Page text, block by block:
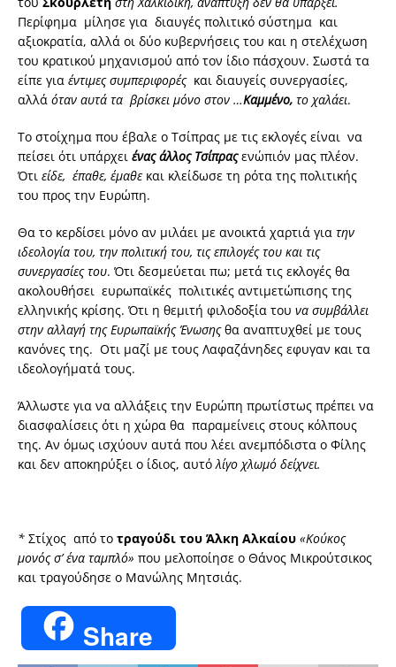
Περίφημα μίλησε για διαυγές πολιτικό σύστημα και
αξιοκρατία, αλλά οι δύο κυβερνήσεις του και η στελέχωση
του κρατικού μηχανισμού από τον ίδιο πάσχουν. Σωστά τα
είπε για έντιμες συμπεριφορέςκαι διαυγείς συνεργασίες,
αλλά όταν αυτά τα βρίσκει μόνο στον …Καμμένο, το χαλάει.
Το στοίχημα που έβαλε ο Τσίπρας με τις εκλογές είναι να
πείσει ότι υπάρχει ένας άλλος Τσίπραςενώπιόν μας πλέον.
Ότι είδε, έπαθε, έμαθεκαι κλείδωσε τη ρότα της πολιτικής
του προς την Ευρώπη.
Θα το κερδίσει μόνο αν μιλάει με ανοικτά χαρτιά για την
ιδεολογία του, την πολιτική του, τις επιλογές του και τις
συνεργασίες του. Ότι δεσμεύεται πω; μετά τις εκλογές θα
ακολουθήσει ευρωπαϊκές πολιτικές αντιμετώπισης της
ελληνικής κρίσης. Ότι η θεμιτή φιλοδοξία του να συμβάλλει
στην αλλαγή της Ευρωπαϊκής Ένωσηςθα αναπτυχθεί με τους
κανόνες της. Οτι μαζί με τους Λαφαζάνηδες εφυγαν και τα
ιδεολογήματά τους.
Άλλωστε για να αλλάξεις την Ευρώπη πρωτίστως πρέπει να
διασφαλίσεις ότι η χώρα θα παραμείνεις στους κόλπους
της. Αν όμως ισχύουν αυτά που λέει ανεμπόδιστα ο Φίλης
και δεν αποκηρύξει ο ίδιος, αυτό λίγο χλωμό δείχνει.
* Στίχος από το τραγούδι του Άλκη Αλκαίου «Κούκος
μονός σ’ ένα ταμπλό» που μελοποίησε ο Θάνος Μικρούτσικος
και τραγούδησε ο Μανώλης Μητσιάς.
Share